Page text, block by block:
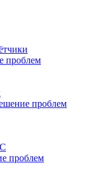
проблем
проблем
проблем